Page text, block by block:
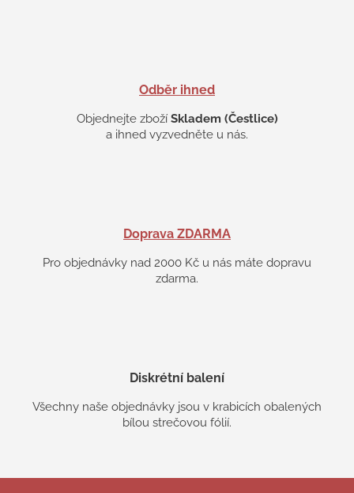
Odběr ihned
Objednejte zboží Skladem (Čestlice)
a ihned vyzvedněte u nás.
Doprava ZDARMA
Pro objednávky nad 2000 Kč u nás máte dopravu
zdarma.
Diskrétní balení
Všechny naše objednávky jsou v krabicích obalených
bílou strečovou fólií.